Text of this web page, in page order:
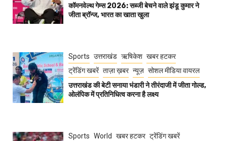
कॉमनवेल्थ गेम्स 2026: सब्जी बेचने वाले झंडू कुमार ने
जीता ब्रॉन्ज, भारत का खाता खुला
Sports उत्तराखंड ऋषिकेश खबर हटकर
ट्रेंडिंग खबरें ताज़ा ख़बर न्यूज़ सोशल मीडिया वायरल
उत्तराखंड की बेटी सनाया भंडारी ने तीरंदाजी में जीता गोल्ड,
ओलंपिक में प्रतिनिधित्व करना है लक्ष्य
Sports World खबर हटकर ट्रेंडिंग खबरें